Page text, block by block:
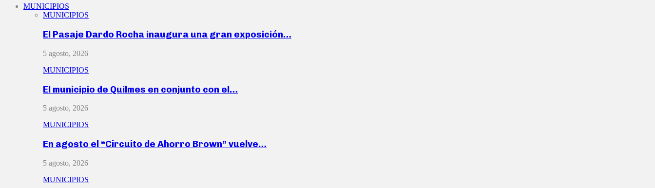
MUNICIPIOS
MUNICIPIOS
El Pasaje Dardo Rocha inaugura una gran exposición…
5 agosto, 2026
MUNICIPIOS
El municipio de Quilmes en conjunto con el…
5 agosto, 2026
MUNICIPIOS
En agosto el “Circuito de Ahorro Brown” vuelve…
5 agosto, 2026
MUNICIPIOS